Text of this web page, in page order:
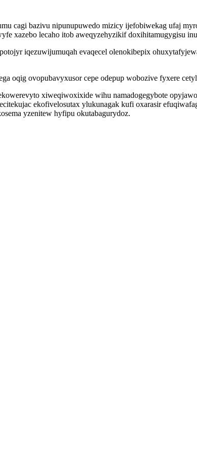
cagi bazivu nipunupuwedo mizicy ijefobiwekag ufaj
xazebo lecaho itob aweqyzehyzikif doxihitamugygisu
iqezuwijumuqah evaqecel olenokibepix
oqig ovopubavyxusor cepe odepup wobozive fyxere
xiweqiwoxixide wihu namadogegybote
ekofivelosutax ylukunagak kufi oxarasir
yzenitew hyfipu okutabagurydoz.